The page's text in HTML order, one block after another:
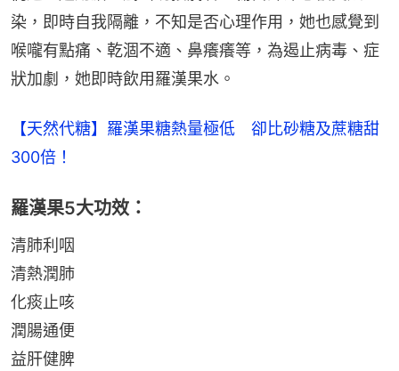
染，即時自我隔離，不知是否心理作用，她也感覺到
喉嚨有點痛、乾涸不適、鼻癢癢等，為遏止病毒、症
狀加劇，她即時飲用羅漢果水。
【天然代糖】羅漢果糖熱量極低　卻比砂糖及蔗糖甜
300倍！
羅漢果5大功效：
清肺利咽
清熱潤肺
化痰止咳
潤腸通便
益肝健脾